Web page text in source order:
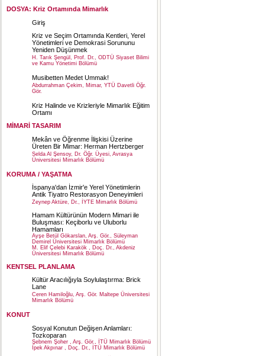
DOSYA: Kriz Ortamında Mimarlık
Giriş
Kriz ve Seçim Ortamında Kentleri, Yerel
Yönetimleri ve Demokrasi Sorununu
Yeniden Düşünmek
H. Tarık Şengül, Prof. Dr., ODTÜ Siyaset Bilimi
ve Kamu Yönetimi Bölümü
Musibetten Medet Ummak!
Abdurrahman Çekim, Mimar, YTÜ Davetli Öğr.
Gör.
Kriz Halinde ve Krizleriyle Mimarlık Eğitim
Ortamı
MİMARİ TASARIM
Mekân ve Öğrenme İlişkisi Üzerine
Üreten Bir Mimar: Herman Hertzberger
Selda Al Şensoy, Dr. Öğr. Üyesi, Avrasya
Üniversitesi Mimarlık Bölümü
KORUMA / YAŞATMA
İspanya'dan İzmir'e Yerel Yönetimlerin
Antik Tiyatro Restorasyon Deneyimleri
Zeynep Aktüre, Dr., İYTE Mimarlık Bölümü
Hamam Kültürünün Modern Mimari ile
Buluşması: Keçiborlu ve Uluborlu
Hamamları
Ayşe Betül Gökarslan, Arş. Gör., Süleyman
Demirel Üniversitesi Mimarlık Bölümü
M. Elif Çelebi Karakök , Doç. Dr., Akdeniz
Üniversitesi Mimarlık Bölümü
KENTSEL PLANLAMA
Kültür Aracılığıyla Soylulaştırma: Brick
Lane
Ceren Hamiloğlu, Arş. Gör. Maltepe Üniversitesi
Mimarlık Bölümü
KONUT
Sosyal Konutun Değişen Anlamları:
Tozkoparan
Şebnem Şoher , Arş. Gör., İTÜ Mimarlık Bölümü
İpek Akpınar , Doç. Dr., İTÜ Mimarlık Bölümü